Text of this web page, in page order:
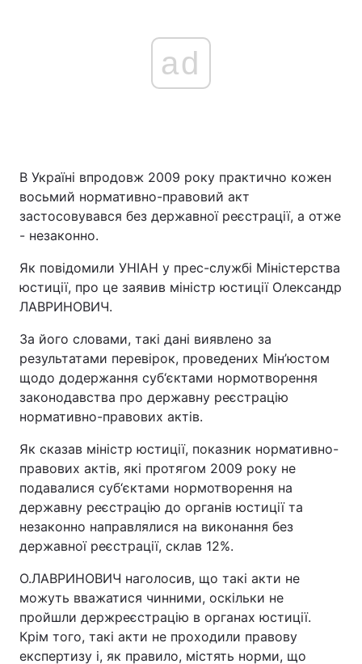
ad
В Україні впродовж 2009 року практично кожен
восьмий нормативно-правовий акт
застосовувався без державної реєстрації, а отже
- незаконно.
Як повідомили УНІАН у прес-службі Міністерства
юстиції, про це заявив міністр юстиції Олександр
ЛАВРИНОВИЧ.
За його словами, такі дані виявлено за
результатами перевірок, проведених Мін’юстом
щодо додержання суб‘єктами нормотворення
законодавства про державну реєстрацію
нормативно-правових актів.
Як сказав міністр юстиції, показник нормативно-
правових актів, які протягом 2009 року не
подавалися суб‘єктами нормотворення на
державну реєстрацію до органів юстиції та
незаконно направлялися на виконання без
державної реєстрації, склав 12%.
О.ЛАВРИНОВИЧ наголосив, що такі акти не
можуть вважатися чинними, оскільки не
пройшли держреєстрацію в органах юстиції.
Крім того, такі акти не проходили правову
експертизу і, як правило, містять норми, що